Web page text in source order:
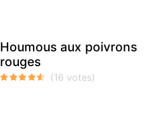
Houmous aux poivrons
rouges